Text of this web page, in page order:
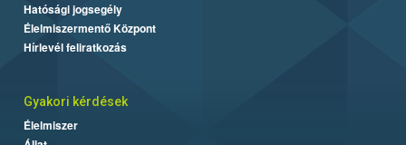
Hatósági jogsegély
Élelmiszermentő Központ
Hírlevél feliratkozás
Gyakori kérdések
Élelmiszer